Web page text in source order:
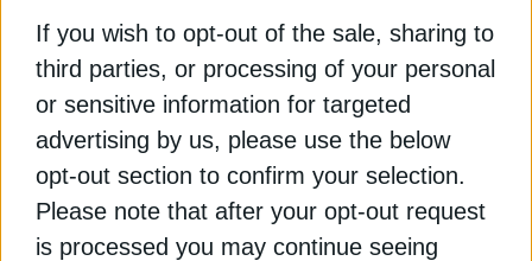
If you wish to opt-out of the sale, sharing to
third parties, or processing of your personal
or sensitive information for targeted
advertising by us, please use the below
opt-out section to confirm your selection.
Please note that after your opt-out request
is processed you may continue seeing
Γκίλφοϊλ: Ο δεσμός μας
επεκτείνεται στη ναυτιλία, ο
παράγοντας της άμυνας
«Αυτός ο σημαντικός δεσμός επεκτείνεται στη
ναυτιλία» συμπλήρωσε η πρέσβειρα. «Η Ελλάδα